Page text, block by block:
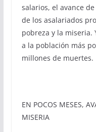
salarios, el avance
de los asalariados
pobreza y la miseria.
a la población más
millones de muertes.
EN POCOS MESES,
MISERIA